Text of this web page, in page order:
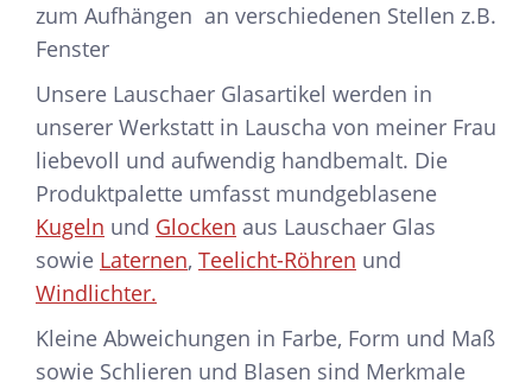
zum Aufhängen an verschiedenen Stellen z.B.
Fenster
Unsere Lauschaer Glasartikel werden in
unserer Werkstatt in Lauscha von meiner Frau
liebevoll und aufwendig handbemalt. Die
Produktpalette umfasst mundgeblasene
Kugeln und Glocken aus Lauschaer Glas
sowie Laternen, Teelicht-Röhren und
Windlichter.
Kleine Abweichungen in Farbe, Form und Maß
sowie Schlieren und Blasen sind Merkmale